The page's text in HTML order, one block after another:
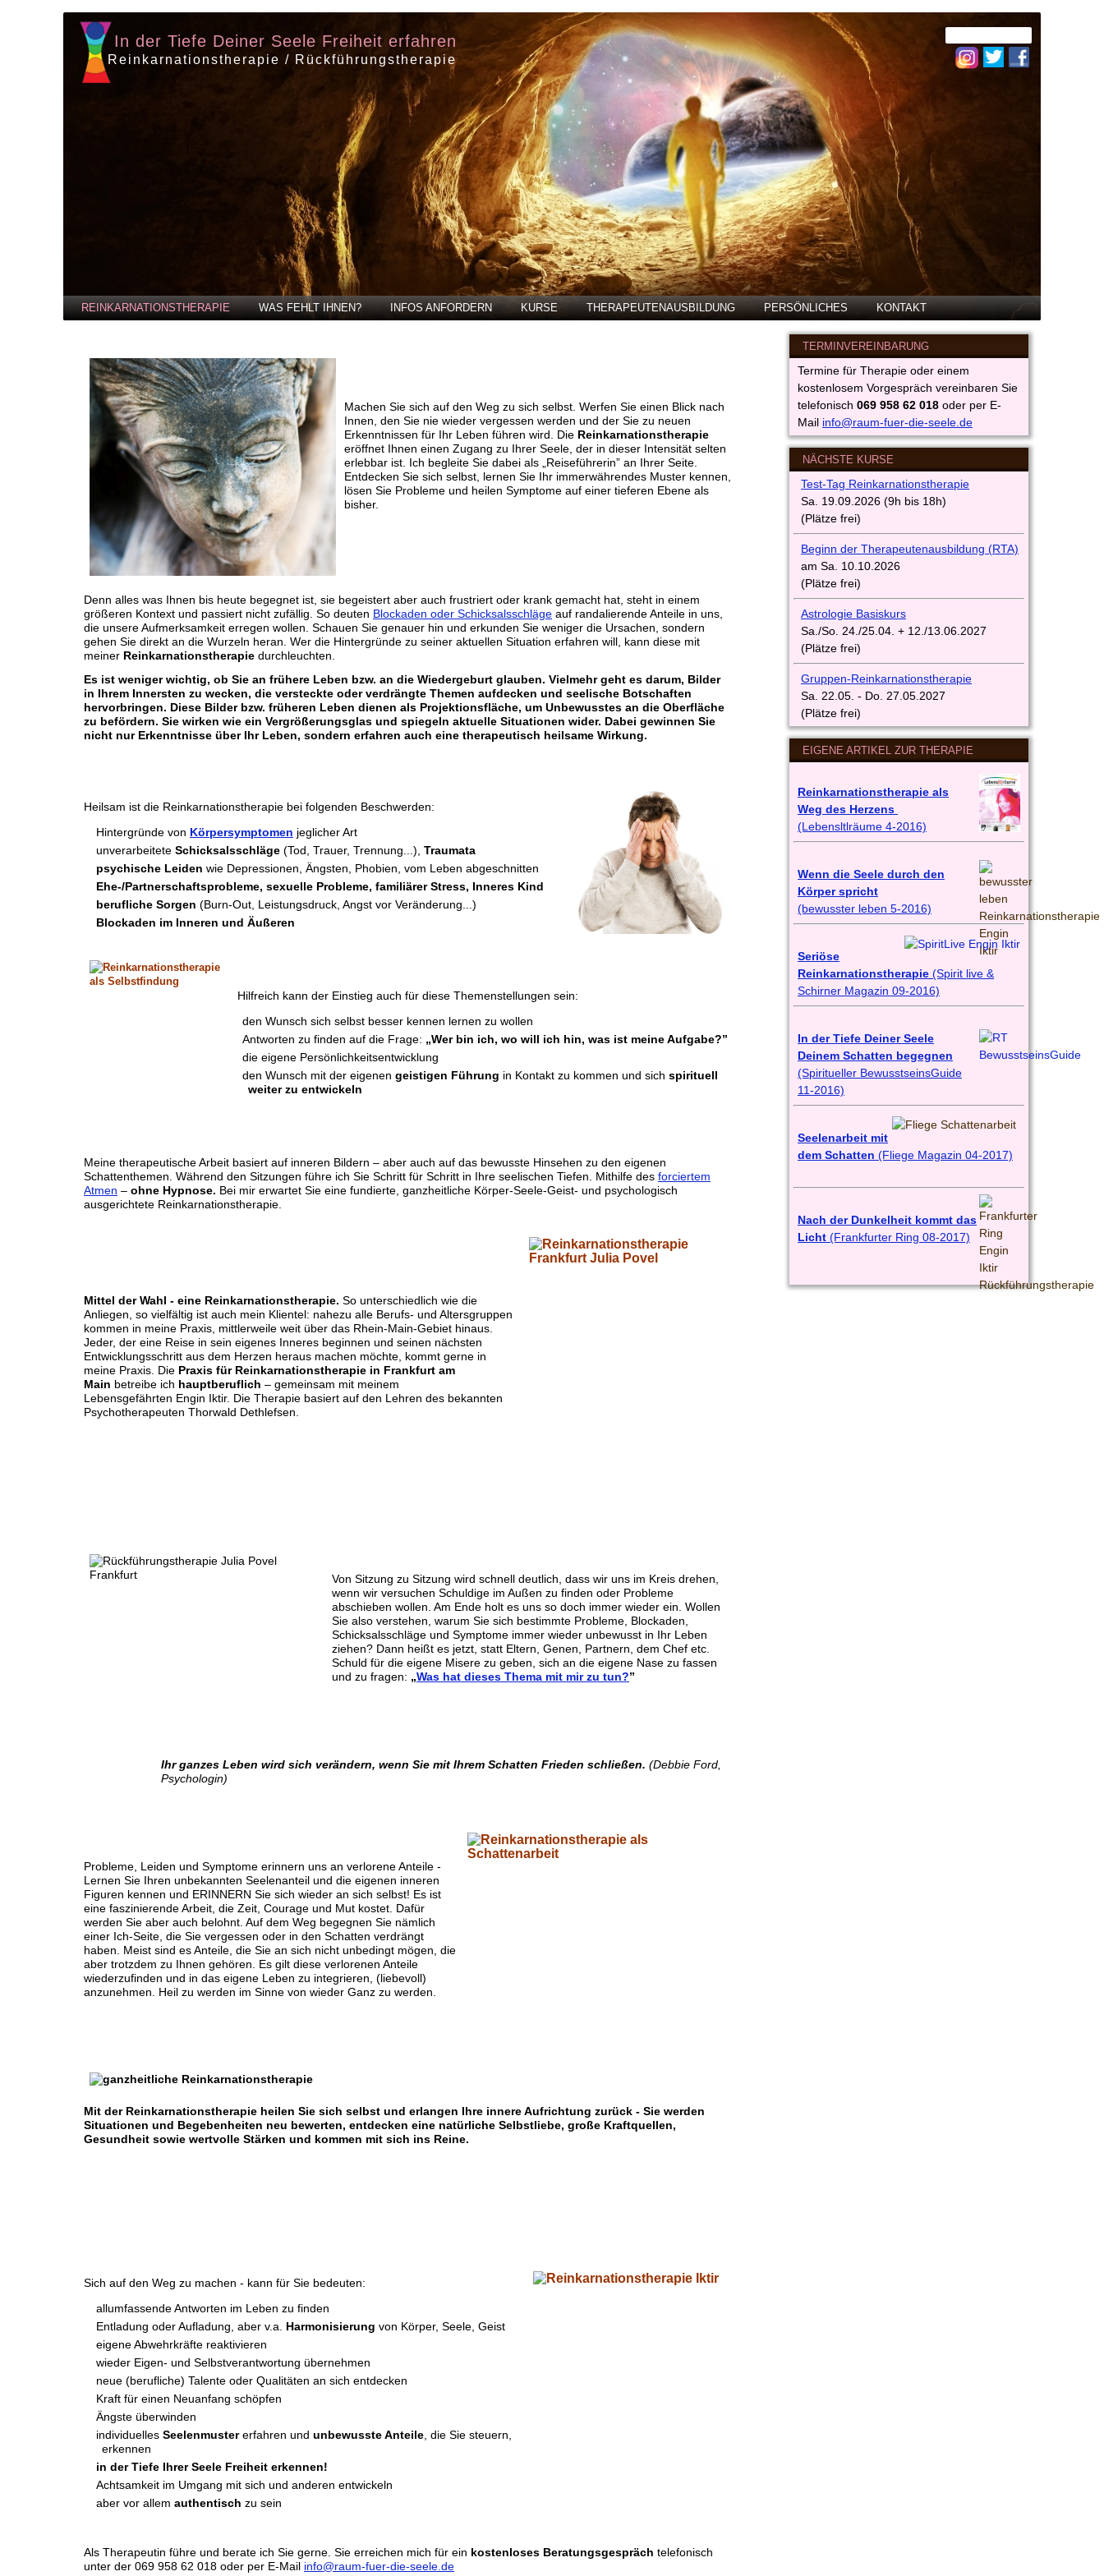
In der Tiefe Deiner Seele Freiheit erfahren
Reinkarnationstherapie / Rückführungstherapie
REINKARNATIONSTHERAPIE WAS FEHLT IHNEN? INFOS ANFORDERN KURSE THERAPEUTENAUSBILDUNG PERSÖNLICHES KONTAKT
Machen Sie sich auf den Weg zu sich selbst. Werfen Sie einen Blick nach
Innen, den Sie nie wieder vergessen werden und der Sie zu neuen
Erkenntnissen für Ihr Leben führen wird. Die Reinkarnationstherapie
eröffnet Ihnen einen Zugang zu Ihrer Seele, der in dieser Intensität selten
erlebbar ist. Ich begleite Sie dabei als „Reiseführerin” an Ihrer Seite.
Entdecken Sie sich selbst, lernen Sie Ihr immerwährendes Muster kennen,
lösen Sie Probleme und heilen Symptome auf einer tieferen Ebene als
bisher.
Denn alles was Ihnen bis heute begegnet ist, sie begeistert aber auch frustriert oder krank gemacht hat, steht in einem
größeren Kontext und passiert nicht zufällig. So deuten Blockaden oder Schicksalsschläge auf randalierende Anteile in uns,
die unsere Aufmerksamkeit erregen wollen. Schauen Sie genauer hin und erkunden Sie weniger die Ursachen, sondern
gehen Sie direkt an die Wurzeln heran. Wer die Hintergründe zu seiner aktuellen Situation erfahren will, kann diese mit
meiner Reinkarnationstherapie durchleuchten.
Es ist weniger wichtig, ob Sie an frühere Leben bzw. an die Wiedergeburt glauben. Vielmehr geht es darum, Bilder
in Ihrem Innersten zu wecken, die versteckte oder verdrängte Themen aufdecken und seelische Botschaften
hervorbringen. Diese Bilder bzw. früheren Leben dienen als Projektionsfläche, um Unbewusstes an die Oberfläche
zu befördern. Sie wirken wie ein Vergrößerungsglas und spiegeln aktuelle Situationen wider. Dabei gewinnen Sie
nicht nur Erkenntnisse über Ihr Leben, sondern erfahren auch eine therapeutisch heilsame Wirkung.
Heilsam ist die Reinkarnationstherapie bei folgenden Beschwerden:
Hintergründe von Körpersymptomen jeglicher Art
unverarbeitete Schicksalsschläge (Tod, Trauer, Trennung...), Traumata
psychische Leiden wie Depressionen, Ängsten, Phobien, vom Leben abgeschnitten
Ehe-/Partnerschaftsprobleme, sexuelle Probleme, familiärer Stress, Inneres Kind
berufliche Sorgen (Burn-Out, Leistungsdruck, Angst vor Veränderung...)
Blockaden im Inneren und Äußeren
Hilfreich kann der Einstieg auch für diese Themenstellungen sein:
den Wunsch sich selbst besser kennen lernen zu wollen
Antworten zu finden auf die Frage: „Wer bin ich, wo will ich hin, was ist meine Aufgabe?”
die eigene Persönlichkeitsentwicklung
den Wunsch mit der eigenen geistigen Führung in Kontakt zu kommen und sich spirituell
weiter zu entwickeln
Meine therapeutische Arbeit basiert auf inneren Bildern – aber auch auf das bewusste Hinsehen zu den eigenen
Schattenthemen. Während den Sitzungen führe ich Sie Schritt für Schritt in Ihre seelischen Tiefen. Mithilfe des forciertem
Atmen – ohne Hypnose. Bei mir erwartet Sie eine fundierte, ganzheitliche Körper-Seele-Geist- und psychologisch
ausgerichtete Reinkarnationstherapie.
Mittel der Wahl - eine Reinkarnationstherapie. So unterschiedlich wie die
Anliegen, so vielfältig ist auch mein Klientel: nahezu alle Berufs- und Altersgruppen
kommen in meine Praxis, mittlerweile weit über das Rhein-Main-Gebiet hinaus.
Jeder, der eine Reise in sein eigenes Inneres beginnen und seinen nächsten
Entwicklungsschritt aus dem Herzen heraus machen möchte, kommt gerne in
meine Praxis. Die Praxis für Reinkarnationstherapie in Frankfurt am
Main betreibe ich hauptberuflich – gemeinsam mit meinem
Lebensgefährten Engin Iktir. Die Therapie basiert auf den Lehren des bekannten
Psychotherapeuten Thorwald Dethlefsen.
Von Sitzung zu Sitzung wird schnell deutlich, dass wir uns im Kreis drehen,
wenn wir versuchen Schuldige im Außen zu finden oder Probleme
abschieben wollen. Am Ende holt es uns so doch immer wieder ein. Wollen
Sie also verstehen, warum Sie sich bestimmte Probleme, Blockaden,
Schicksalsschläge und Symptome immer wieder unbewusst in Ihr Leben
ziehen? Dann heißt es jetzt, statt Eltern, Genen, Partnern, dem Chef etc.
Schuld für die eigene Misere zu geben, sich an die eigene Nase zu fassen
und zu fragen: „Was hat dieses Thema mit mir zu tun?”
Ihr ganzes Leben wird sich verändern, wenn Sie mit Ihrem Schatten Frieden schließen. (Debbie Ford,
Psychologin)
Probleme, Leiden und Symptome erinnern uns an verlorene Anteile -
Lernen Sie Ihren unbekannten Seelenanteil und die eigenen inneren
Figuren kennen und ERINNERN Sie sich wieder an sich selbst! Es ist
eine faszinierende Arbeit, die Zeit, Courage und Mut kostet. Dafür
werden Sie aber auch belohnt. Auf dem Weg begegnen Sie nämlich
einer Ich-Seite, die Sie vergessen oder in den Schatten verdrängt
haben. Meist sind es Anteile, die Sie an sich nicht unbedingt mögen, die
aber trotzdem zu Ihnen gehören. Es gilt diese verlorenen Anteile
wiederzufinden und in das eigene Leben zu integrieren, (liebevoll)
anzunehmen. Heil zu werden im Sinne von wieder Ganz zu werden.
Mit der Reinkarnationstherapie heilen Sie sich selbst und erlangen Ihre innere Aufrichtung zurück - Sie werden
Situationen und Begebenheiten neu bewerten, entdecken eine natürliche Selbstliebe, große Kraftquellen,
Gesundheit sowie wertvolle Stärken und kommen mit sich ins Reine.
Sich auf den Weg zu machen - kann für Sie bedeuten:
allumfassende Antworten im Leben zu finden
Entladung oder Aufladung, aber v.a. Harmonisierung von Körper, Seele, Geist
eigene Abwehrkräfte reaktivieren
wieder Eigen- und Selbstverantwortung übernehmen
neue (berufliche) Talente oder Qualitäten an sich entdecken
Kraft für einen Neuanfang schöpfen
Ängste überwinden
individuelles Seelenmustererfahren und unbewusste Anteile , die Sie steuern,
erkennen
in der Tiefe Ihrer Seele Freiheit erkennen!
Achtsamkeit im Umgang mit sich und anderen entwickeln
aber vor allem authentisch zu sein
Als Therapeutin führe und berate ich Sie gerne. Sie erreichen mich für ein kostenloses Beratungsgespräch telefonisch
unter der 069 958 62 018 oder per E-Mail info@raum-fuer-die-seele.de
TERMINVEREINBARUNG
Termine für Therapie oder einem
kostenlosem Vorgespräch vereinbaren Sie
telefonisch 069 958 62 018 oder per E-
Mail info@raum-fuer-die-seele.de
NÄCHSTE KURSE
Test-Tag Reinkarnationstherapie
Sa. 19.09.2026 (9h bis 18h)
(Plätze frei)
Beginn der Therapeutenausbildung (RTA)
am Sa. 10.10.2026
(Plätze frei)
Astrologie Basiskurs
Sa./So. 24./25.04. + 12./13.06.2027
(Plätze frei)
Gruppen-Reinkarnationstherapie
Sa. 22.05. - Do. 27.05.2027
(Plätze frei)
EIGENE ARTIKEL ZUR THERAPIE
Reinkarnationstherapie als
Weg des Herzens
(Lebensltlräume 4-2016)
Wenn die Seele durch den
Körper spricht
(bewusster leben 5-2016)
Seriöse
Reinkarnationstherapie (Spirit live &
Schirner Magazin 09-2016)
In der Tiefe Deiner Seele
Deinem Schatten begegnen
(Spiritueller BewusstseinsGuide
11-2016)
Seelenarbeit mit
dem Schatten (Fliege Magazin 04-2017)
Nach der Dunkelheit kommt das
Licht (Frankfurter Ring 08-2017)